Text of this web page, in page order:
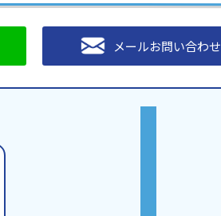
メールお問い合わせ